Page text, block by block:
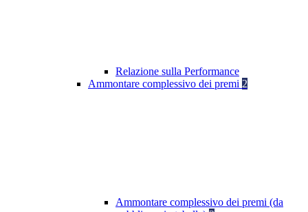
Relazione sulla Performance
Ammontare complessivo dei premi 2
Ammontare complessivo dei premi (da